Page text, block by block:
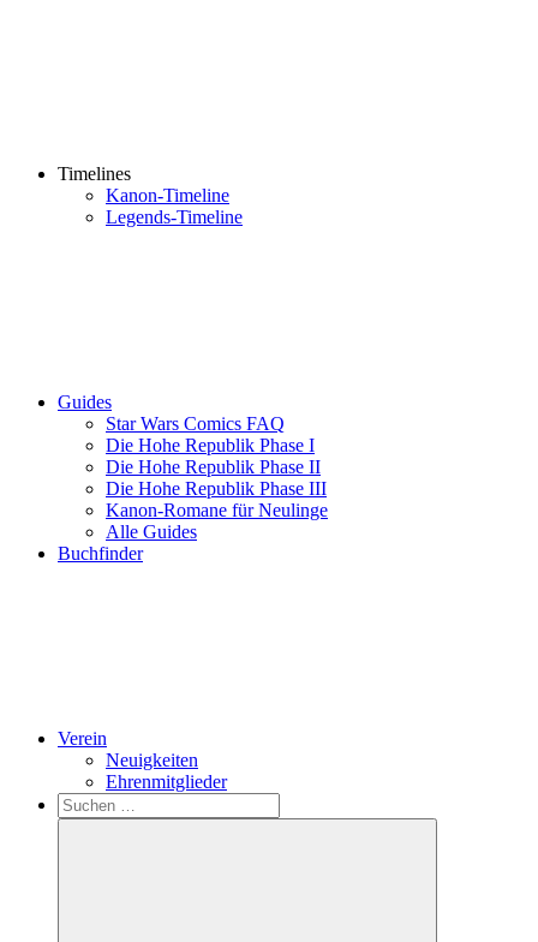
Timelines
Kanon-Timeline
Legends-Timeline
Guides
Star Wars Comics FAQ
Die Hohe Republik Phase I
Die Hohe Republik Phase II
Die Hohe Republik Phase III
Kanon-Romane für Neulinge
Alle Guides
Buchfinder
Verein
Neuigkeiten
Ehrenmitglieder
Search
Suchen
nach: